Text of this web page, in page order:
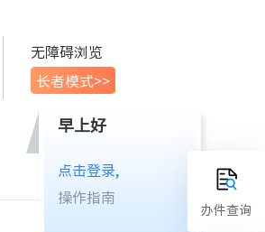
无障碍浏览
长者模式>>
早上好
点击登录,
操作指南
办件查询